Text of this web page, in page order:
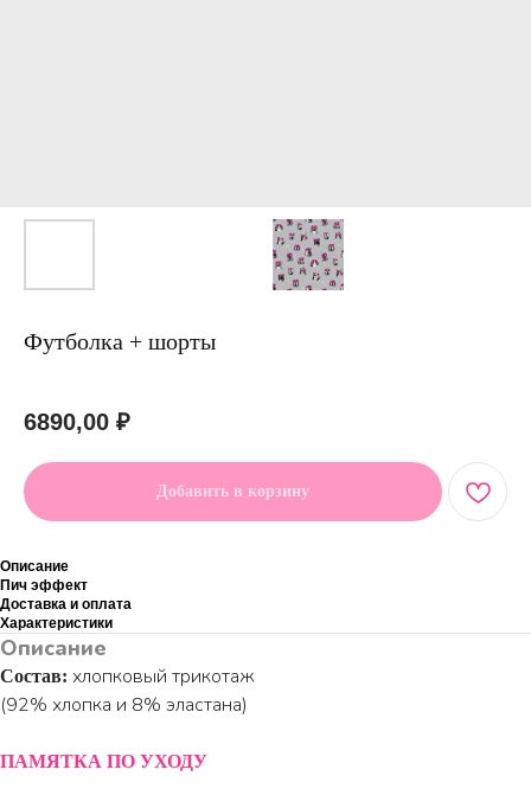
Футболка + шорты
6890,00 ₽
Добавить в корзину
Описание
Пич эффект
Доставка и оплата
Характеристики
Описание
Состав: хлопковый трикотаж
(92% хлопка и 8% эластана)
ПАМЯТКА ПО УХОДУ